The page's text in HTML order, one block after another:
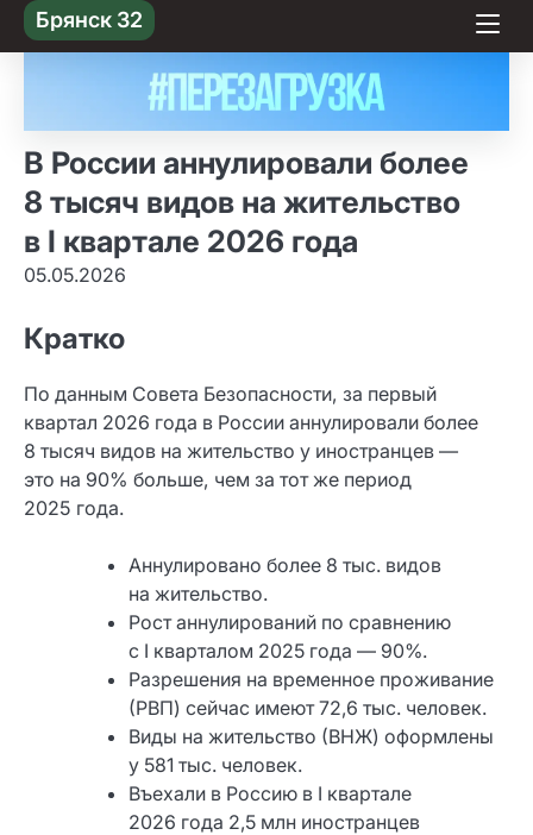
Skip
to content
Брянск 32
В России аннулировали более
8 тысяч видов на жительство
в I квартале 2026 года
05.05.2026
Кратко
По данным Совета Безопасности, за первый
квартал 2026 года в России аннулировали более
8 тысяч видов на жительство у иностранцев —
это на 90% больше, чем за тот же период
2025 года.
Аннулировано более 8 тыс. видов
на жительство.
Рост аннулирований по сравнению
с I кварталом 2025 года — 90%.
Разрешения на временное проживание
(РВП) сейчас имеют 72,6 тыс. человек.
Виды на жительство (ВНЖ) оформлены
у 581 тыс. человек.
Въехали в Россию в I квартале
2026 года 2,5 млн иностранцев